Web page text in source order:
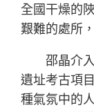
全國干燥的
艱難的處所
邵晶介
遺址考古項
種氣氛中的